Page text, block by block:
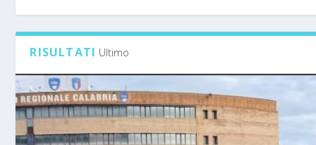
RISULTATI Ultimo